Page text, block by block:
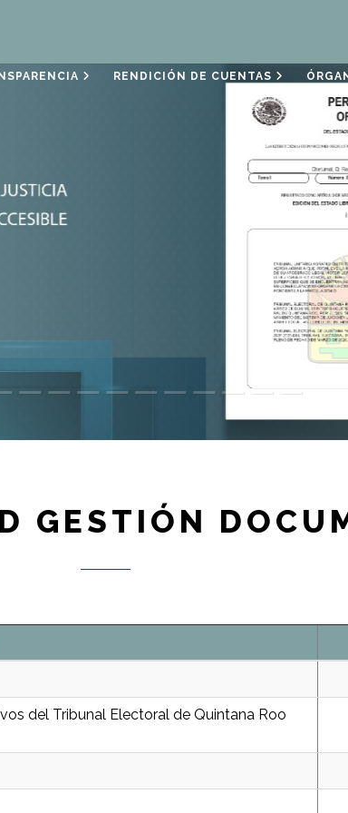
RENDICIÓN DE CUENTAS
GESTIÓN
del Tribunal Electoral de Quintana Roo